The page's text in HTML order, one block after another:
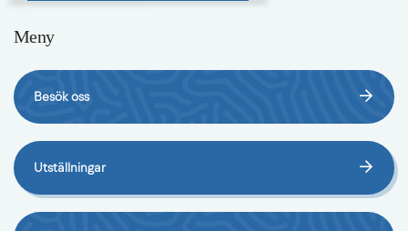
Meny
Besök oss
Utställningar